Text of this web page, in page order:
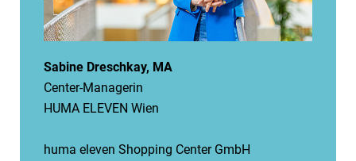
Sabine Dreschkay, MA
Center-Managerin
HUMA ELEVEN Wien
huma eleven Shopping Center GmbH